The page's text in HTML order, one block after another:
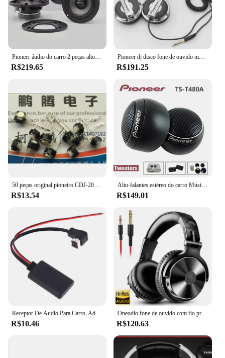
Pioneer áudio do carro 2 peças alto-falante mezzo de 3,5 polegadas 75W motor principal do carro original empurrar diretamente base do painel de áudio hi-fi
R$219.65
Pioneer dj disco fone de ouvido música fones de ouvido ajuste monitor fones de ouvido do telefone móvel computador presente personalizado
R$191.25
50 peças original pioneiro CDJ-2000 900 850 350 400 botão de jogo do jogador de disco evq11l04m 6*6*4.3mm interruptor dsg1117
R$13.54
Alto-falantes estéreo do carro Música Carro Tweeters 300W Car Audio Silk Film Speaker Boxes High-Pitched Modifier Tweeters
R$149.01
R$10.46
Oneodio fone de ouvido com fio profissional estúdio pro dj fones de ouvido com microfone cabo de serviço duplo monitor de alta fidelidade fone de ouvido de música para telefone pc
R$120.63